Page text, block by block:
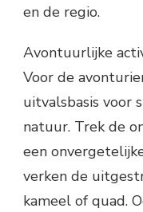
en de regio.
Avontuurlijke
Voor de
uitvalsbasis voor
natuur. Trek de
een
verken de
kameel of quad.